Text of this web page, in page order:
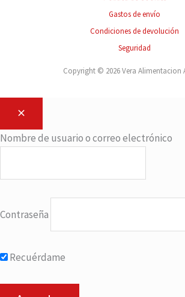
Gastos de envío
Condiciones de devolución
Seguridad
Copyright © 2026 Vera Alimentacion
Nombre de usuario o correo electrónico
Contraseña
Recuérdame